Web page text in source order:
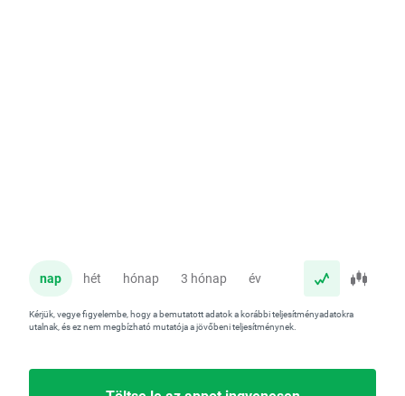
nap hét hónap 3 hónap év
Kérjük, vegye figyelembe, hogy a bemutatott adatok a korábbi teljesítményadatokra
utalnak, és ez nem megbízható mutatója a jövőbeni teljesítménynek.